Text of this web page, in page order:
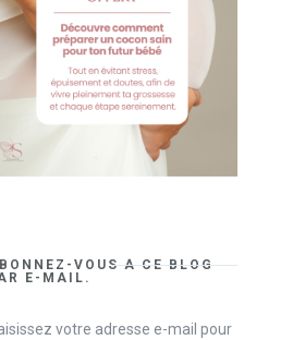
VOUS À CE BLOG
E-MAIL.
votre adresse e-mail pour